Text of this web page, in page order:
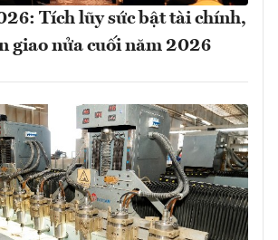
Tích lũy sức bật tài chính,
giao nửa cuối năm 2026